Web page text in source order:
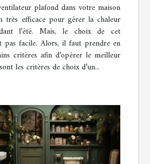
plafond dans votre maison
très efficace pour gérer la chaleur
l’été. Mais, le choix de cet
pas facile. Alors, il faut prendre en
critères afin d’opérer le meilleur
les critères de choix d’un...